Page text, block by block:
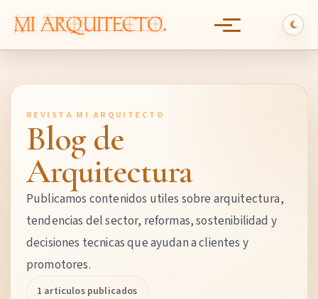
REVISTA MI ARQUITECTO
Blog de
Arquitectura
Publicamos contenidos utiles sobre arquitectura,
tendencias del sector, reformas, sostenibilidad y
decisiones tecnicas que ayudan a clientes y
promotores.
1 articulos publicados